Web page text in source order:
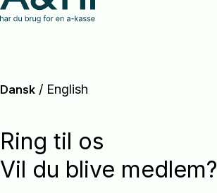
Dansk / English
Ring til os
Vil du blive medlem?